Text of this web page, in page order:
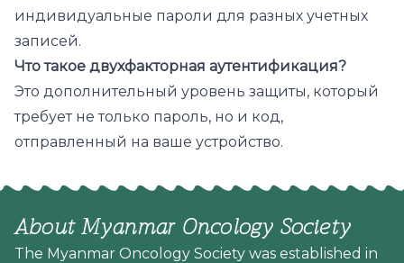
индивидуальные пароли для разных учетных
записей.
Что такое двухфакторная аутентификация?
Это дополнительный уровень защиты, который
требует не только пароль, но и код,
отправленный на ваше устройство.
About Myanmar Oncology Society
The Myanmar Oncology Society was established in